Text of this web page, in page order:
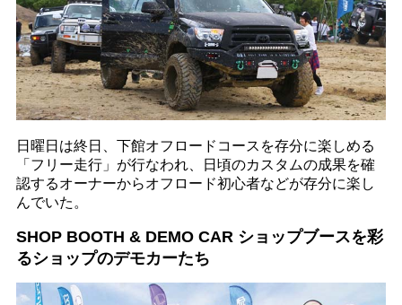
日曜日は終日、下館オフロードコースを存分に楽しめる
「フリー走行」が行なわれ、日頃のカスタムの成果を確
認するオーナーからオフロード初心者などが存分に楽し
んでいた。
SHOP BOOTH & DEMO CAR ショップブースを彩
るショップのデモカーたち